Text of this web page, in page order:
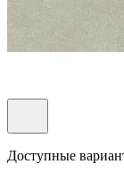
Доступные